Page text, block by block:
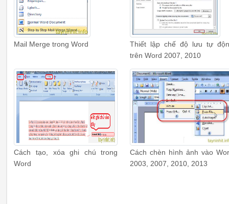
Mail Merge trong Word
Thiết lập chế độ lưu tự
trên Word 2007, 2010
Cách tạo, xóa ghi chú trong
Word
Cách chèn hình ảnh vào
2003, 2007, 2010, 2013